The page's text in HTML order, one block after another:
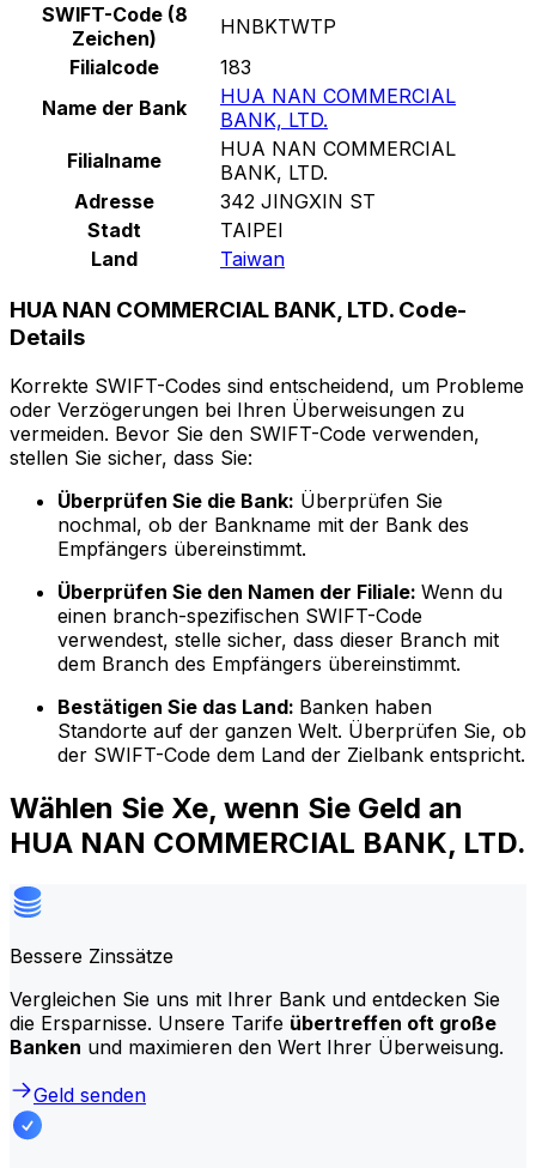
SWIFT-Code (8
Zeichen)
HNBKTWTP
Filialcode
183
Name der Bank
HUA NAN COMMERCIAL
BANK, LTD.
Filialname
HUA NAN COMMERCIAL
BANK, LTD.
Adresse
342 JINGXIN ST
Stadt
TAIPEI
Land
Taiwan
HUA NAN COMMERCIAL BANK, LTD. Code-
Details
Korrekte SWIFT-Codes sind entscheidend, um Probleme
oder Verzögerungen bei Ihren Überweisungen zu
vermeiden. Bevor Sie den SWIFT-Code verwenden,
stellen Sie sicher, dass Sie:
Überprüfen Sie die Bank: Überprüfen Sie
nochmal, ob der Bankname mit der Bank des
Empfängers übereinstimmt.
Überprüfen Sie den Namen der Filiale: Wenn du
einen branch-spezifischen SWIFT-Code
verwendest, stelle sicher, dass dieser Branch mit
dem Branch des Empfängers übereinstimmt.
Bestätigen Sie das Land: Banken haben
Standorte auf der ganzen Welt. Überprüfen Sie, ob
der SWIFT-Code dem Land der Zielbank entspricht.
Wählen Sie Xe, wenn Sie Geld an
HUA NAN COMMERCIAL BANK, LTD.
Bessere Zinssätze
Vergleichen Sie uns mit Ihrer Bank und entdecken Sie
die Ersparnisse. Unsere Tarife übertreffen oft große
Banken und maximieren den Wert Ihrer Überweisung.
Geld senden